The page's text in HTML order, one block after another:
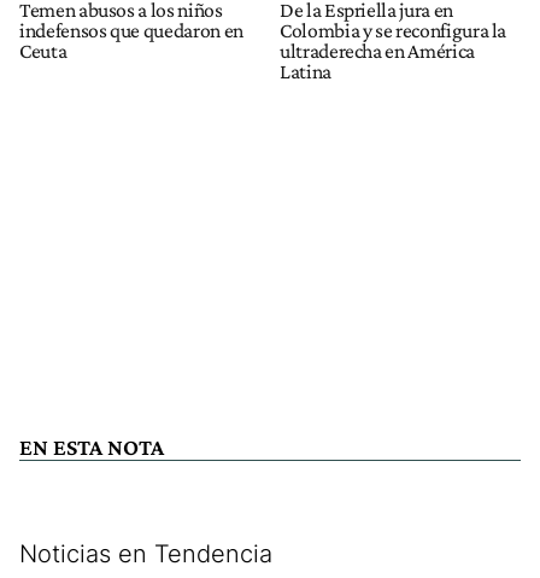
Temen abusos a los niños
indefensos que quedaron en
Ceuta
De la Espriella jura en
Colombia y se reconfigura la
ultraderecha en América
Latina
EN ESTA NOTA
Noticias en Tendencia